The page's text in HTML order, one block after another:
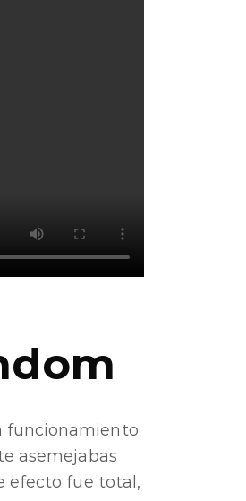
funcionamiento
asemejabas
efecto fue total,